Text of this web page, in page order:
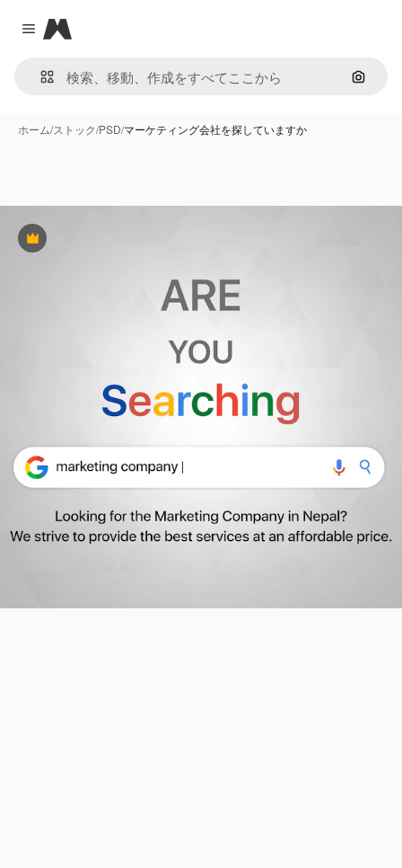
Close menu
Magnific
画像で
ホーム/ストック/PSD/マーケティング会社を探していますか
Premium